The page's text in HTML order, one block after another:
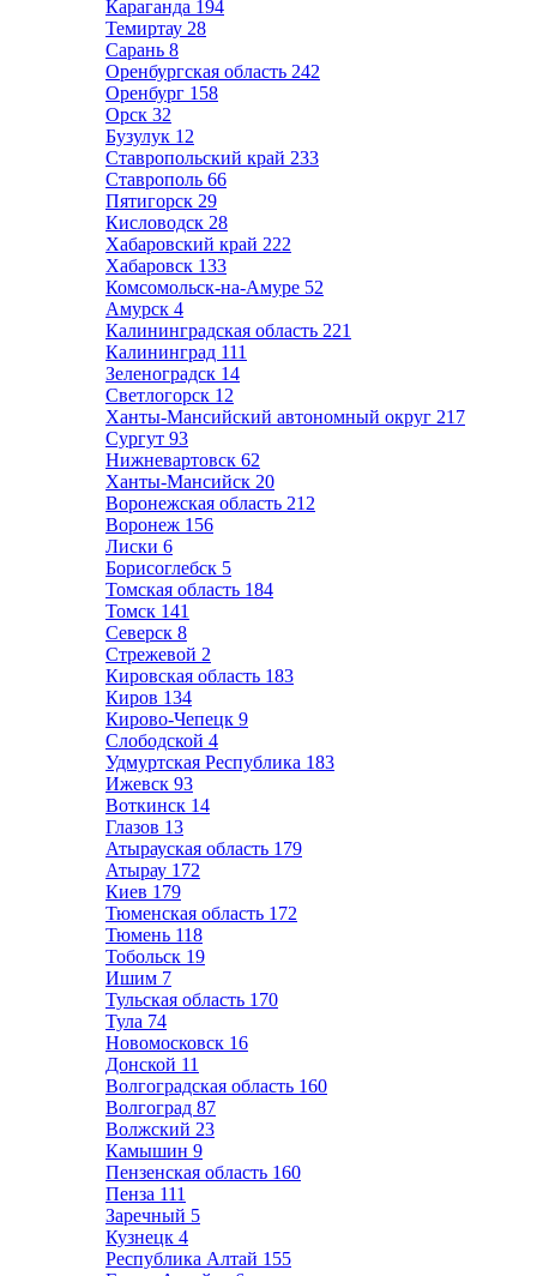
Караганда 194
Темиртау 28
Сарань 8
Оренбургская область 242
Оренбург 158
Орск 32
Бузулук 12
Ставропольский край 233
Ставрополь 66
Пятигорск 29
Кисловодск 28
Хабаровский край 222
Хабаровск 133
Комсомольск-на-Амуре 52
Амурск 4
Калининградская область 221
Калининград 111
Зеленоградск 14
Светлогорск 12
Ханты-Мансийский автономный округ 217
Сургут 93
Нижневартовск 62
Ханты-Мансийск 20
Воронежская область 212
Воронеж 156
Лиски 6
Борисоглебск 5
Томская область 184
Томск 141
Северск 8
Стрежевой 2
Кировская область 183
Киров 134
Кирово-Чепецк 9
Слободской 4
Удмуртская Республика 183
Ижевск 93
Воткинск 14
Глазов 13
Атырауская область 179
Атырау 172
Киев 179
Тюменская область 172
Тюмень 118
Тобольск 19
Ишим 7
Тульская область 170
Тула 74
Новомосковск 16
Донской 11
Волгоградская область 160
Волгоград 87
Волжский 23
Камышин 9
Пензенская область 160
Пенза 111
Заречный 5
Кузнецк 4
Республика Алтай 155